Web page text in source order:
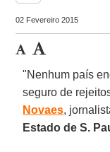
02 Fevereiro 2015
"Nenhum país
seguro de
Novaes,
Estado de S.